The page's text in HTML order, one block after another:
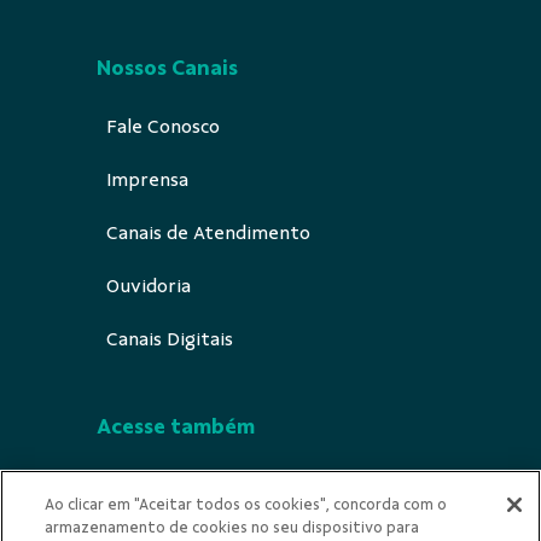
Nossos Canais
Fale Conosco
Imprensa
Canais de Atendimento
Ouvidoria
Canais Digitais
Acesse também
Ao clicar em "Aceitar todos os cookies", concorda com o
armazenamento de cookies no seu dispositivo para